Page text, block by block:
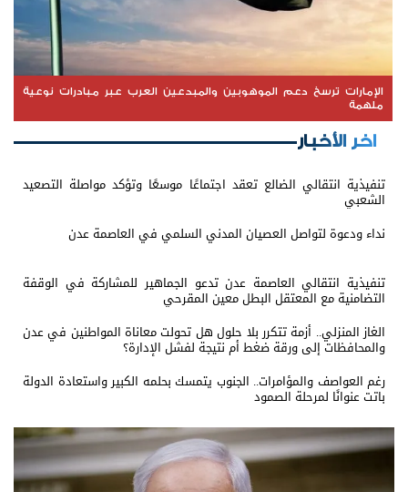
الإمارات ترسخ دعم الموهوبين والمبدعين العرب عبر مبادرات نوعية
ملهمة
اخر الأخبار
تنفيذية انتقالي الضالع تعقد اجتماعًا موسعًا وتؤكد مواصلة التصعيد
الشعبي
نداء ودعوة لتواصل العصيان المدني السلمي في العاصمة عدن
تنفيذية انتقالي العاصمة عدن تدعو الجماهير للمشاركة في الوقفة
التضامنية مع المعتقل البطل معين المقرحي
الغاز المنزلي.. أزمة تتكرر بلا حلول هل تحولت معاناة المواطنين في عدن
والمحافظات إلى ورقة ضغط أم نتيجة لفشل الإدارة؟
رغم العواصف والمؤامرات.. الجنوب يتمسك بحلمه الكبير واستعادة الدولة
باتت عنوانًا لمرحلة الصمود